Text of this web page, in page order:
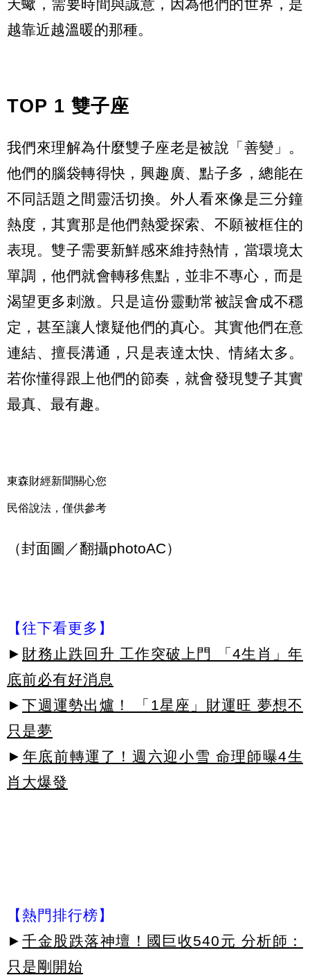
天蠍，需要時間與誠意，因為他們的世界，是
越靠近越溫暖的那種。
TOP 1 雙子座
我們來理解為什麼雙子座老是被說「善變」。
他們的腦袋轉得快，興趣廣、點子多，總能在
不同話題之間靈活切換。外人看來像是三分鐘
熱度，其實那是他們熱愛探索、不願被框住的
表現。雙子需要新鮮感來維持熱情，當環境太
單調，他們就會轉移焦點，並非不專心，而是
渴望更多刺激。只是這份靈動常被誤會成不穩
定，甚至讓人懷疑他們的真心。其實他們在意
連結、擅長溝通，只是表達太快、情緒太多。
若你懂得跟上他們的節奏，就會發現雙子其實
最真、最有趣。
東森財經新聞關心您
民俗說法，僅供參考
（封面圖／翻攝photoAC）
【往下看更多】
► 財務止跌回升 工作突破上門 「4生肖」年
底前必有好消息
► 下週運勢出爐！ 「1星座」財運旺 夢想不
只是夢
► 年底前轉運了！週六迎小雪 命理師曝4生
肖大爆發
【熱門排行榜】
► 千金股跌落神壇！國巨收540元 分析師：
只是剛開始